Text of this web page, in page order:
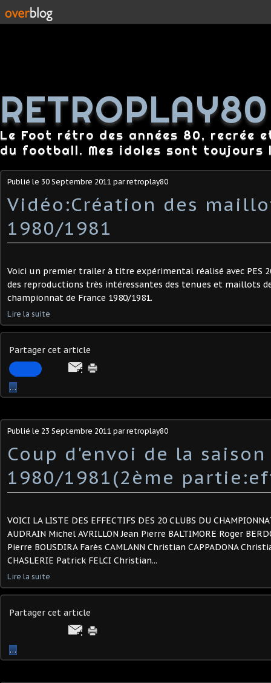
RETROPLAY80
Le Foot rétro des années 80, recrée
du football. Mes idoles sont toujours
Publié le 30 Septembre 2011 par retroplay80
Vidéo:Création des
1980/1981
Voici un premier trailer à titre expérimental réalisé avec PES
des reproductions très intéressantes des tenues et maillots
championnat de France 1980/1981.
Lire la suite
Partager cet article
…
Publié le 23 Septembre 2011 par retroplay80
Coup d'envoi de la saison
1980/1981(2ème
VOICI LA LISTE DES EFFECTIFS DES 20 CLUBS DU
AUDRAIN Michel AVRILLON Jean Pierre BALTIMORE Roger
Pierre BOUSDIRA Farès CAMLANN Christian CAPPADONA
CHASLERIE Patrick FELCI Christian...
Lire la suite
Partager cet article
…